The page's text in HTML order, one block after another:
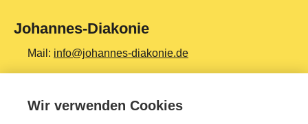
Johannes-Diakonie
Mail: info@johannes-diakonie.de
Tel:06261 - 88-0
Wir verwenden Cookies